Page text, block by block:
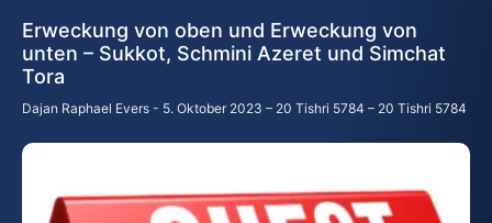
Erweckung von oben und Erweckung von
unten – Sukkot, Schmini Azeret und Simchat
Tora
Dajan Raphael Evers 5. Oktober 2023 – 20 Tishri 5784 – 20 Tishri 5784